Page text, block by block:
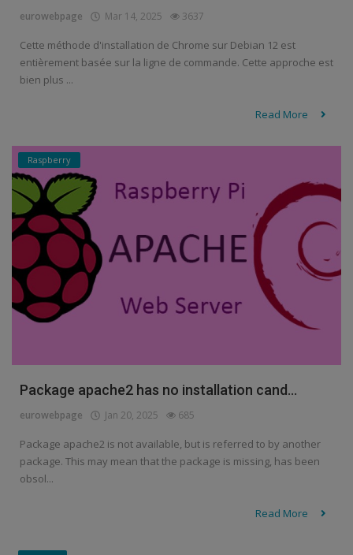
eurowebpage Mar 14, 2025 3637
Cette méthode d'installation de Chrome sur Debian 12 est
entièrement basée sur la ligne de commande. Cette approche est
bien plus ...
Read More
Raspberry
Package apache2 has no installation cand...
eurowebpage Jan 20, 2025 685
Package apache2 is not available, but is referred to by another
package. This may mean that the package is missing, has been
obsol...
Read More